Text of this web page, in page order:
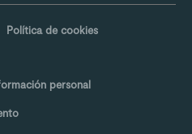
Política de cookies
personal